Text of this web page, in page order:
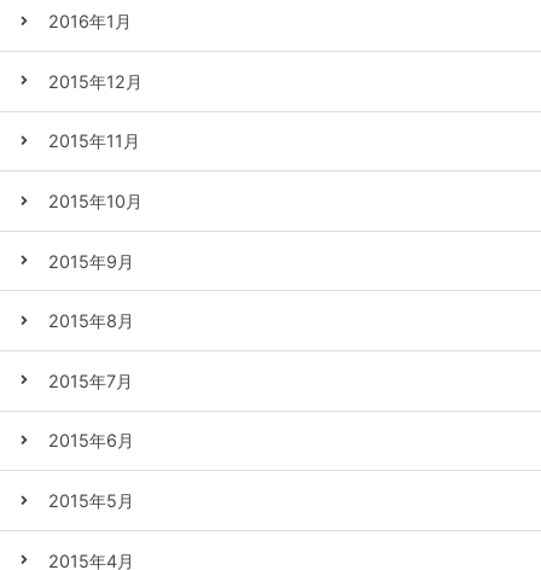
2016年1月
2015年12月
2015年11月
2015年10月
2015年9月
2015年8月
2015年7月
2015年6月
2015年5月
2015年4月